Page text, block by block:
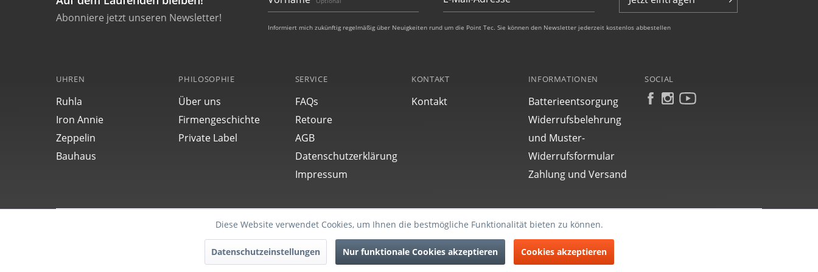
Abonniere jetzt unseren Newsletter!
Informiert mich zukünftig regelmäßig über Neuigkeiten rund um die Point Tec. Sie können den Newsletter jederzeit kostenlos abbestellen
UHREN
Ruhla
Iron Annie
Zeppelin
Bauhaus
PHILOSOPHIE
Über uns
Firmengeschichte
Private Label
SERVICE
FAQs
Retoure
AGB
Datenschutzerklärung
Impressum
KONTAKT
Kontakt
INFORMATIONEN
Batterieentsorgung
Widerrufsbelehrung
und Muster-
Widerrufsformular
Zahlung und Versand
SOCIAL
Copyright © POINT TEC Products Electronic GmbH | Alle Rechte reserviert.
Diese Website verwendet Cookies, um Ihnen die bestmögliche Funktionalität bieten zu können.
Datenschutzeinstellungen Nur funktionale Cookies akzeptieren Cookies akzeptieren